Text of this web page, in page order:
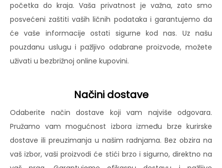
početka do kraja. Vaša privatnost je važna, zato smo
posvećeni zaštiti vaših ličnih podataka i garantujemo da
će vaše informacije ostati sigurne kod nas. Uz našu
pouzdanu uslugu i pažljivo odabrane proizvode, možete
uživati u bezbrižnoj online kupovini.
Načini dostave
Odaberite način dostave koji vam najviše odgovara.
Pružamo vam mogućnost izbora između brze kurirske
dostave ili preuzimanja u našim radnjama. Bez obzira na
vaš izbor, vaši proizvodi će stići brzo i sigurno, direktno na